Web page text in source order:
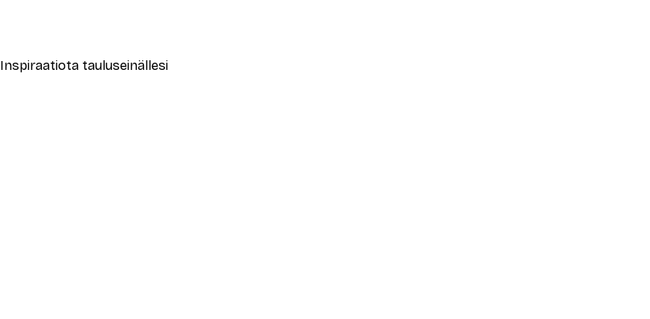
Inspiraatiota tauluseinällesi